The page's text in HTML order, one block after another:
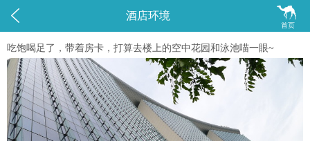
 
首页
酒店环境
吃饱喝足了，带着房卡，打算去楼上的空中花园和泳池喵一眼~